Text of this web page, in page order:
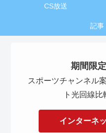
CS放送
記事
期間限
スポーツチャンネル
ト光回線比
インターネ